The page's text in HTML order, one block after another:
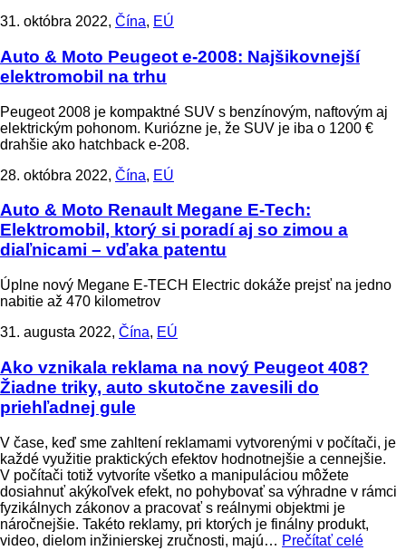
31. októbra 2022, Čína, EÚ
Auto & Moto Peugeot e-2008: Najšikovnejší
elektromobil na trhu
Peugeot 2008 je kompaktné SUV s benzínovým, naftovým aj
elektrickým pohonom. Kuriózne je, že SUV je iba o 1200 €
drahšie ako hatchback e-208.
28. októbra 2022, Čína, EÚ
Auto & Moto Renault Megane E-Tech:
Elektromobil, ktorý si poradí aj so zimou a
diaľnicami – vďaka patentu
Úplne nový Megane E-TECH Electric dokáže prejsť na jedno
nabitie až 470 kilometrov
31. augusta 2022, Čína, EÚ
Ako vznikala reklama na nový Peugeot 408?
Žiadne triky, auto skutočne zavesili do
priehľadnej gule
V čase, keď sme zahltení reklamami vytvorenými v počítači, je
každé využitie praktických efektov hodnotnejšie a cennejšie.
V počítači totiž vytvoríte všetko a manipuláciou môžete
dosiahnuť akýkoľvek efekt, no pohybovať sa výhradne v rámci
fyzikálnych zákonov a pracovať s reálnymi objektmi je
náročnejšie. Takéto reklamy, pri ktorých je finálny produkt,
video, dielom inžinierskej zručnosti, majú… Prečítať celé